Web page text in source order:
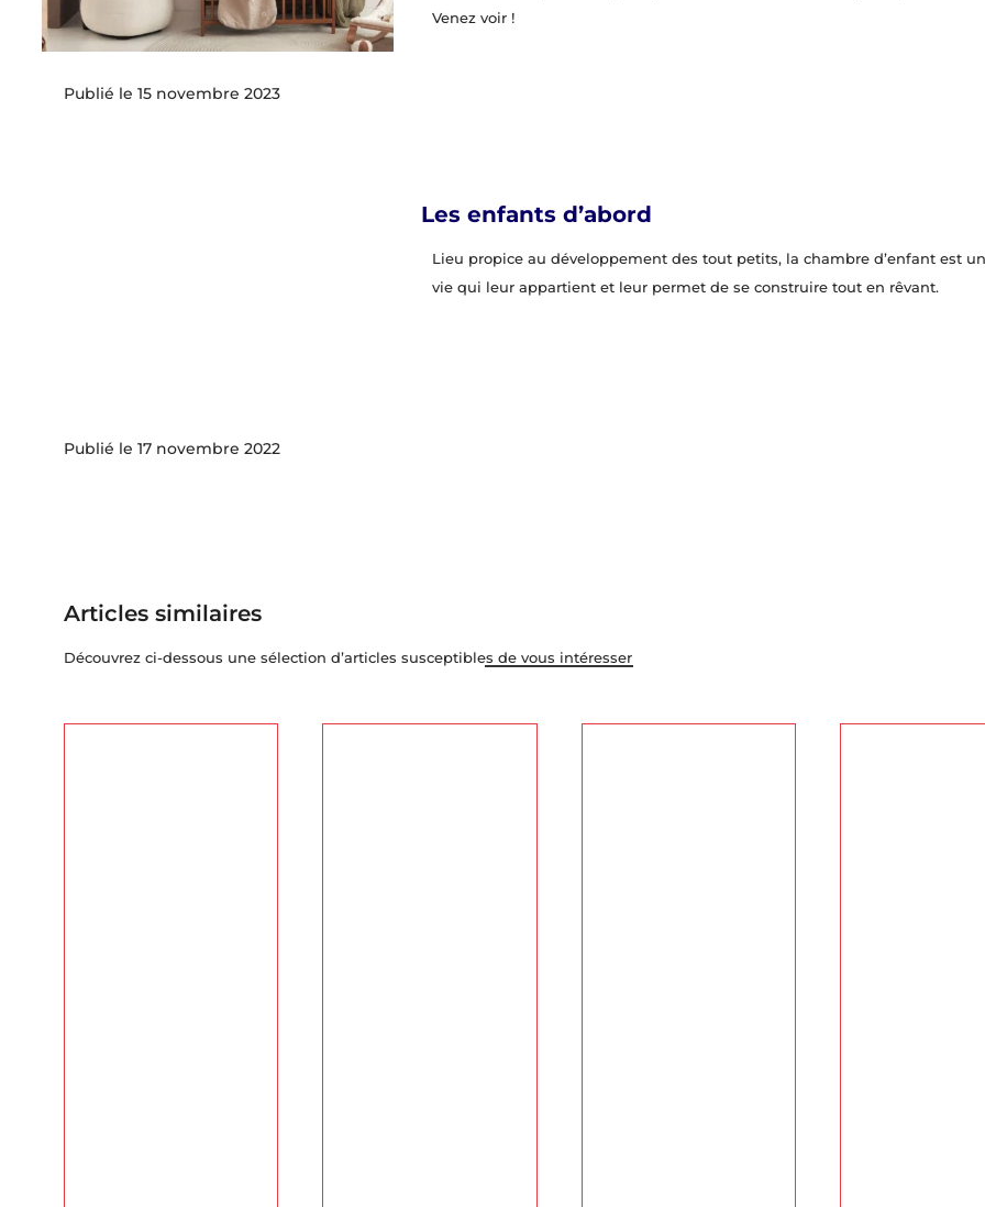
Venez voir !
15 novembre 2023
Les enfants d’abord
Lieu propice au développement des tout petits, la chambre d’enfant est
vie qui leur appartient et leur permet de se construire tout en rêvant.
17 novembre 2022
Articles similaires
Découvrez ci-dessous une sélection d’articles susceptibles de vous intéresser